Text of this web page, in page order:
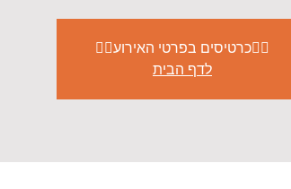
👇🏽כרטיסים בפרטי האירוע👇🏽
לדף הבית